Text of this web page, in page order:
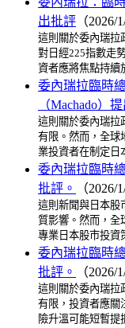
出批評 （2026/
這則關於委內瑞拉
對日經225指數走
資者應將焦點持續
委內瑞拉臨時
（Machado）
這則關於委內瑞拉
有限。然而，全球
業投資者在制定日
委內瑞拉臨時
批評。
（2026/
這則新聞與日本股
質影響。然而，全
專業日本股市投資
委內瑞拉臨時
批評。
（2026/
這則關於委內瑞拉
有限，投資者應關
險升溫可能短暫提